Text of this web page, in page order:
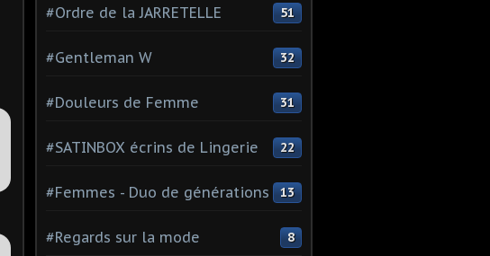
#Ordre de la JARRETELLE 51
#Gentleman W 32
#Douleurs de Femme 31
#SATINBOX écrins de Lingerie 22
#Femmes - Duo de générations 13
#Regards sur la mode 8